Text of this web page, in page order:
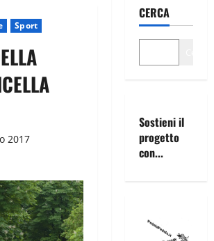
Sport
2017
CERCA
Sostieni il
progetto
con...